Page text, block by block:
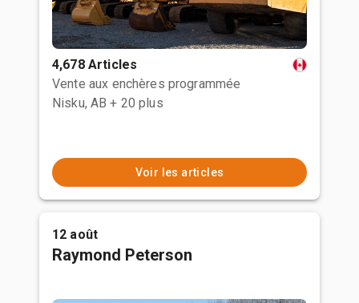
4,678 Articles
Vente aux enchères programmée
Nisku, AB + 20 plus
Voir les articles
12 août
Raymond Peterson